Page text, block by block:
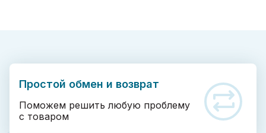
Простой обмен и возврат
Поможем решить любую проблему
с товаром